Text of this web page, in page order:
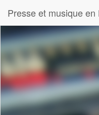
Presse et musique en